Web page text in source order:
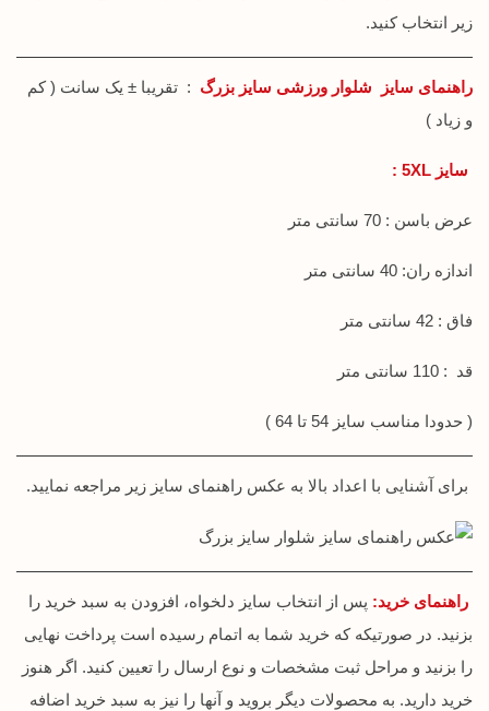
زیر انتخاب کنید.
راهنمای سایز شلوار ورزشی سایز بزرگ : تقریبا ± یک سانت ( کم
و زیاد )
سایز 5XL :
عرض باسن : 70 سانتی متر
اندازه ران: 40 سانتی متر
فاق : 42 سانتی متر
قد : 110 سانتی متر
( حدودا مناسب سایز 54 تا 64 )
برای آشنایی با اعداد بالا به عکس راهنمای سایز زیر مراجعه نمایید.
راهنمای خرید: پس از انتخاب سایز دلخواه، افزودن به سبد خرید را
بزنید. در صورتیکه که خرید شما به اتمام رسیده است پرداخت نهایی
را بزنید و مراحل ثبت مشخصات و نوع ارسال را تعیین کنید. اگر هنوز
خرید دارید. به محصولات دیگر بروید و آنها را نیز به سبد خرید اضافه